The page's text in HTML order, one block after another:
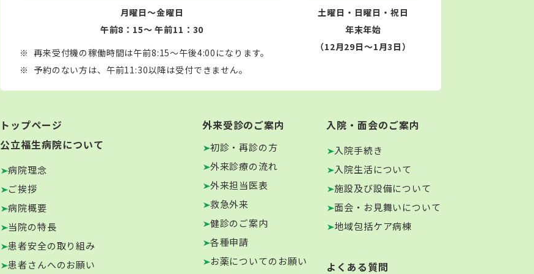
月曜日～金曜日
午前8：15～ 午前11：30
再来受付機の稼働時間は午前8:15～午後4:00になります。
予約のない方は、午前11:30以降は受付できません。
土曜日・日曜日・祝日
年末年始
（12月29日～1月3日）
トップページ
公立福生病院について
病院理念
ご挨拶
病院概要
当院の特長
患者安全の取り組み
患者さんへのお願い
外来受診のご案内
初診・再診の方
外来診療の流れ
外来担当医表
救急外来
健診のご案内
各種申請
お薬についてのお願い
入院・面会のご案内
入院手続き
入院生活について
施設及び設備について
面会・お見舞いについて
地域包括ケア病棟
よくある質問